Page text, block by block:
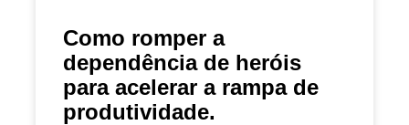
Como romper a
dependência de heróis
para acelerar a rampa de
produtividade.